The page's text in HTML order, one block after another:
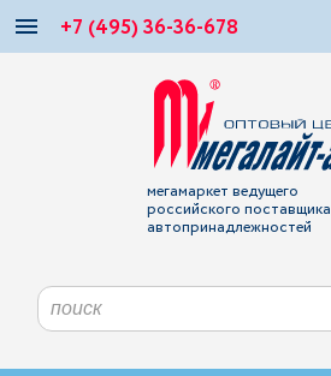
+7 (495) 36-36-678
мегамаркет ведущего
российского поставщика
автопринадлежностей